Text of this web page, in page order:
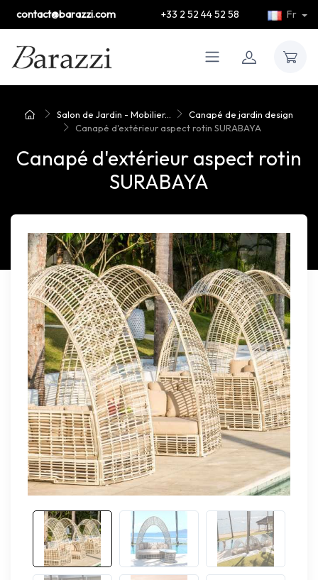
contact@barazzi.com +33 2 52 44 52 58 Fr
Salon de Jardin - Mobilier...
Canapé de jardin design
Canapé d'extérieur aspect rotin SURABAYA
Canapé d'extérieur aspect rotin
SURABAYA